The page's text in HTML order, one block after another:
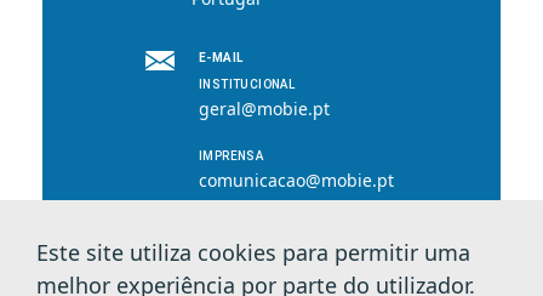
E-MAIL
INSTITUCIONAL
geral@mobie.pt
IMPRENSA
comunicacao@mobie.pt
© 2026 MOBI.E. Todos os direitos reservados.
Este site utiliza cookies para permitir uma
melhor experiência por parte do utilizador.